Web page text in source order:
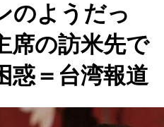
のようだっ
の訪米先で
惑＝台湾報道